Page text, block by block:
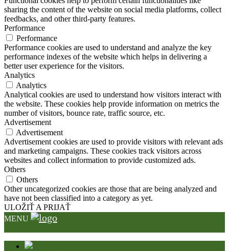
sharing the content of the website on social media platforms, collect
feedbacks, and other third-party features.
Performance
Performance
Performance cookies are used to understand and analyze the key
performance indexes of the website which helps in delivering a
better user experience for the visitors.
Analytics
Analytics
Analytical cookies are used to understand how visitors interact with
the website. These cookies help provide information on metrics the
number of visitors, bounce rate, traffic source, etc.
Advertisement
Advertisement
Advertisement cookies are used to provide visitors with relevant ads
and marketing campaigns. These cookies track visitors across
websites and collect information to provide customized ads.
Others
Others
Other uncategorized cookies are those that are being analyzed and
have not been classified into a category as yet.
ULOŽIŤ A PRIJAŤ
MENU